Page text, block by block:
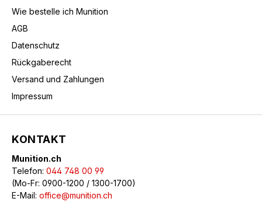
Wie bestelle ich Munition
AGB
Datenschutz
Rückgaberecht
Versand und Zahlungen
Impressum
KONTAKT
Munition.ch
Telefon: 044 748 00 99
(Mo-Fr: 0900-1200 / 1300-1700)
E-Mail: office@munition.ch